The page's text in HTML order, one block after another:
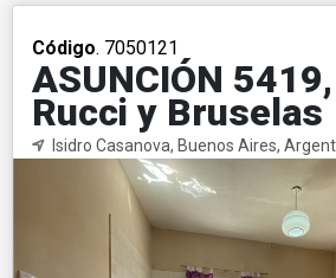
Código. 7050121
ASUNCIÓN
Rucci y Bruselas
Isidro Casanova, Buenos Aires,